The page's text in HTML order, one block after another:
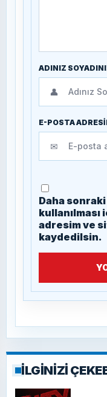
ADINIZ
👤
E-POSTA
✉
Daha
kullanılması
adresim ve
kaydedilsin.
İLGİNİZİ